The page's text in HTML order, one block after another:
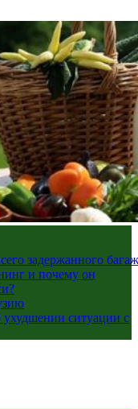
задержанного
и почему он
ситуации с